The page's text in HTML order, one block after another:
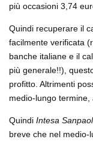
più occasioni 3,74
Quindi recuperare il
facilmente verificata
banche italiane e il
più generale!!),
profitto. Altrimenti
medio-lungo termine,
Quindi Intesa
breve che nel medio-